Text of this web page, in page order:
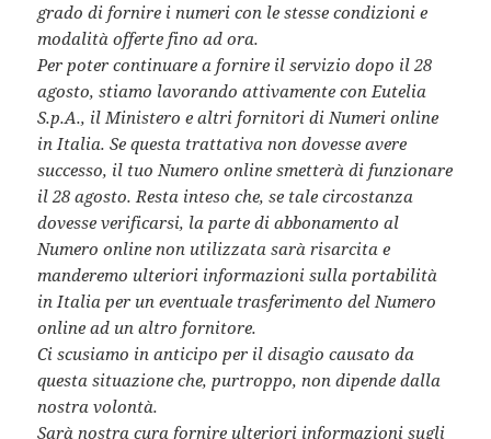
grado di fornire i numeri con le stesse condizioni e
modalità offerte fino ad ora.
Per poter continuare a fornire il servizio dopo il 28
agosto, stiamo lavorando attivamente con Eutelia
S.p.A., il Ministero e altri fornitori di Numeri online
in Italia. Se questa trattativa non dovesse avere
successo, il tuo Numero online smetterà di funzionare
il 28 agosto. Resta inteso che, se tale circostanza
dovesse verificarsi, la parte di abbonamento al
Numero online non utilizzata sarà risarcita e
manderemo ulteriori informazioni sulla portabilità
in Italia per un eventuale trasferimento del Numero
online ad un altro fornitore.
Ci scusiamo in anticipo per il disagio causato da
questa situazione che, purtroppo, non dipende dalla
nostra volontà.
Sarà nostra cura fornire ulteriori informazioni sugli